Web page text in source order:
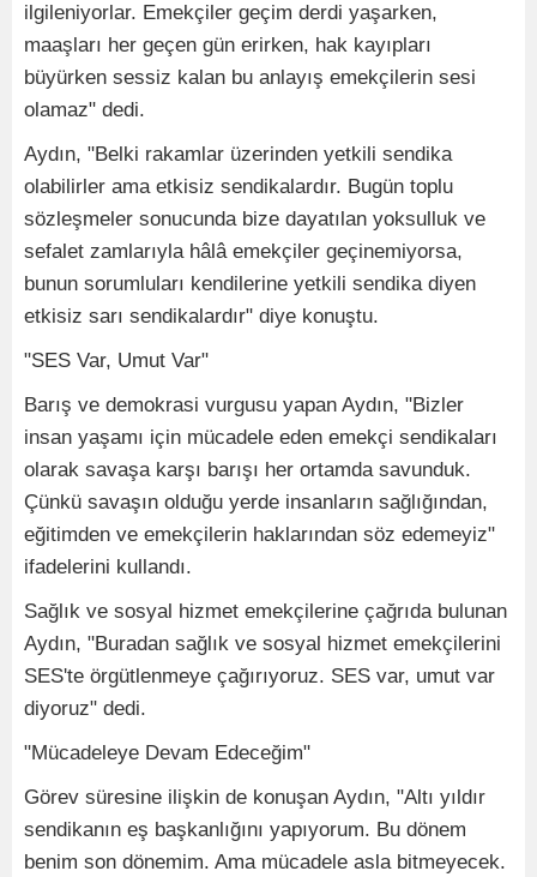
ilgileniyorlar. Emekçiler geçim derdi yaşarken,
maaşları her geçen gün erirken, hak kayıpları
büyürken sessiz kalan bu anlayış emekçilerin sesi
olamaz" dedi.
Aydın, "Belki rakamlar üzerinden yetkili sendika
olabilirler ama etkisiz sendikalardır. Bugün toplu
sözleşmeler sonucunda bize dayatılan yoksulluk ve
sefalet zamlarıyla hâlâ emekçiler geçinemiyorsa,
bunun sorumluları kendilerine yetkili sendika diyen
etkisiz sarı sendikalardır" diye konuştu.
"SES Var, Umut Var"
Barış ve demokrasi vurgusu yapan Aydın, "Bizler
insan yaşamı için mücadele eden emekçi sendikaları
olarak savaşa karşı barışı her ortamda savunduk.
Çünkü savaşın olduğu yerde insanların sağlığından,
eğitimden ve emekçilerin haklarından söz edemeyiz"
ifadelerini kullandı.
Sağlık ve sosyal hizmet emekçilerine çağrıda bulunan
Aydın, "Buradan sağlık ve sosyal hizmet emekçilerini
SES'te örgütlenmeye çağırıyoruz. SES var, umut var
diyoruz" dedi.
"Mücadeleye Devam Edeceğim"
Görev süresine ilişkin de konuşan Aydın, "Altı yıldır
sendikanın eş başkanlığını yapıyorum. Bu dönem
benim son dönemim. Ama mücadele asla bitmeyecek.